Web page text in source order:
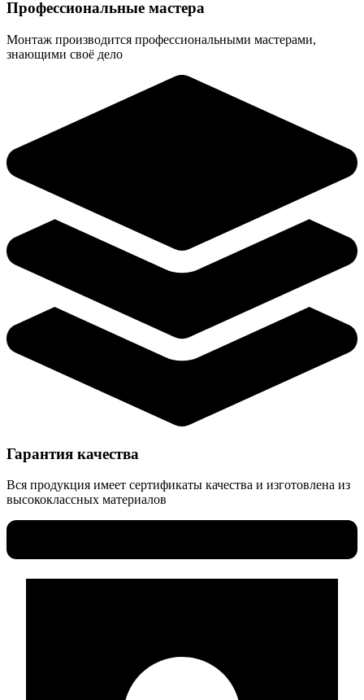
Профессиональные мастера
Монтаж производится профессиональными мастерами,
знающими своё дело
Гарантия качества
Вся продукция имеет сертификаты качества и изготовлена из
высококлассных материалов